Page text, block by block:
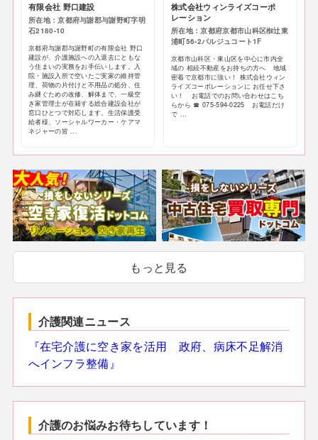
有限会社 野口建設
所在地：京都府与謝郡与謝野町字明
石2180-10
京都府与謝郡与謝野町の有限会社 野口
建設が、介護施設への入退去にともな
う住まいの実務をお手伝いします。入
院・施設入所で空いたご実家の維持管
理、荷物の片付けと不用品の処分、住
み継ぐための改修、解体まで、一級空
き家管理士が在籍する総合建設会社が
窓口ひとつで対応します。生活保護受
給者様、ソーシャルワーカー・ケアマ
ネジャーの皆 ...
株式会社ウィンライズコーポ
レーション
所在地：京都府京都市山科区椥辻東
浦町56-2パルジュコート1F
京都市山科区・東山区を中心に市内全
域の 相続不動産をお持ちの方へ 地域
密着で京都市に強い！ 株式会社ウィン
ライズコーポレーションに お任せ下さ
い！ お電話でのお問い合わせはこち
らから ☎ 075-594-0225 お電話だけ
で ...
もっと見る
介護関連ニュース
『在宅介護に空き家を活用 政府、病床不足解消
へインフラ整備』
介護のお悩みお待ちしています！